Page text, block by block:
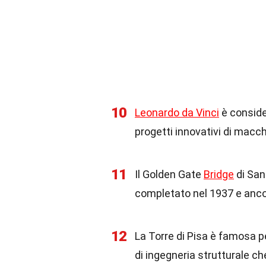
10 Leonardo da Vinci è
progetti innovativi di
11 Il Golden Gate Bridge di
completato nel 1937 e
12
La Torre di Pisa è famosa
di ingegneria strutturale